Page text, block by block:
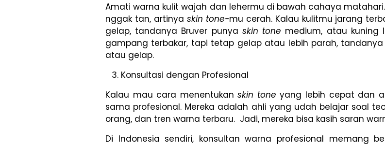
Amati warna kulit wajah dan lehermu di bawah cahaya
nggak tan, artinya skin tone-mu cerah. Kalau kulitmu jarang
gelap, tandanya Bruver punya skin tone medium, atau kuning
gampang terbakar, tapi tetap gelap atau lebih parah, tandanya
atau gelap.
Konsultasi dengan Profesional
Kalau mau cara menentukanskin toneyang lebih cepat dan
sama profesional. Mereka adalah ahli yang udah belajar soal
orang, dan tren warna terbaru. Jadi, mereka bisa kasih saran
Di Indonesia sendiri, konsultan warna profesional memang